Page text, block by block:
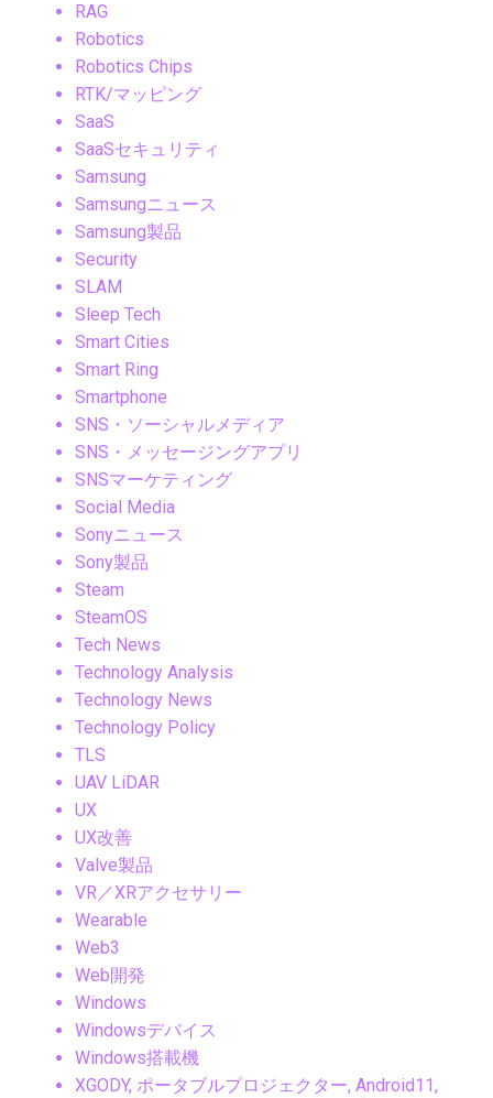
RAG
Robotics
Robotics Chips
RTK/マッピング
SaaS
SaaSセキュリティ
Samsung
Samsungニュース
Samsung製品
Security
SLAM
Sleep Tech
Smart Cities
Smart Ring
Smartphone
SNS・ソーシャルメディア
SNS・メッセージングアプリ
SNSマーケティング
Social Media
Sonyニュース
Sony製品
Steam
SteamOS
Tech News
Technology Analysis
Technology News
Technology Policy
TLS
UAV LiDAR
UX
UX改善
Valve製品
VR／XRアクセサリー
Wearable
Web3
Web開発
Windows
Windowsデバイス
Windows搭載機
XGODY, ポータブルプロジェクター, Android11,